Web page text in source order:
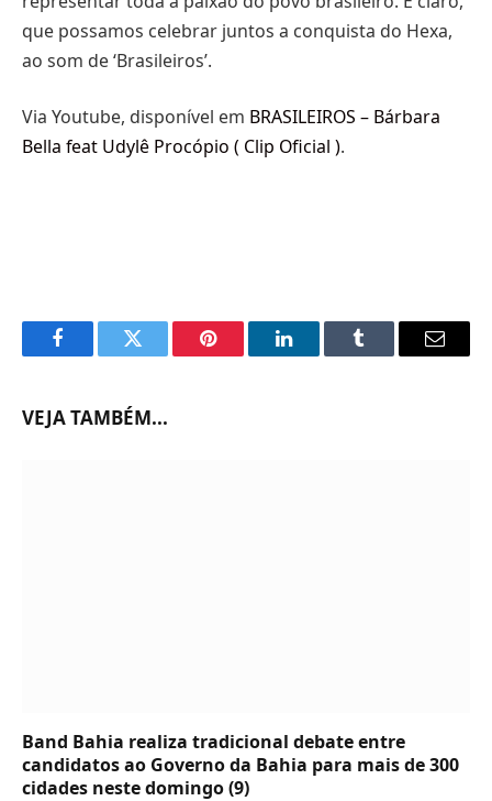
que possamos celebrar juntos a conquista do Hexa,
ao som de ‘Brasileiros’.
Via Youtube, disponível em BRASILEIROS – Bárbara
Bella feat Udylê Procópio ( Clip Oficial ).
FacebookTwitter Pinterest LinkedInTumblr Email
VEJA TAMBÉM...
Band Bahia realiza tradicional debate entre
candidatos ao Governo da Bahia para mais de 300
cidades neste domingo (9)